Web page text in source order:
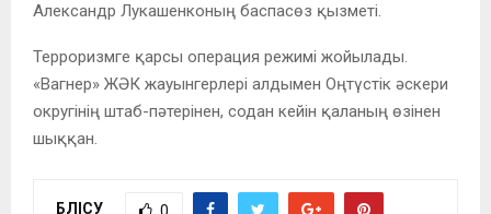
Александр Лукашенконың баспасөз қызметі.
Терроризмге қарсы операция режимі жойылады.
«Вагнер» ЖӘК жауынгерлері алдымен Оңтүстік әскери
округінің штаб-пәтерінен, содан кейін қаланың өзінен
шыққан.
БӨЛІСУ